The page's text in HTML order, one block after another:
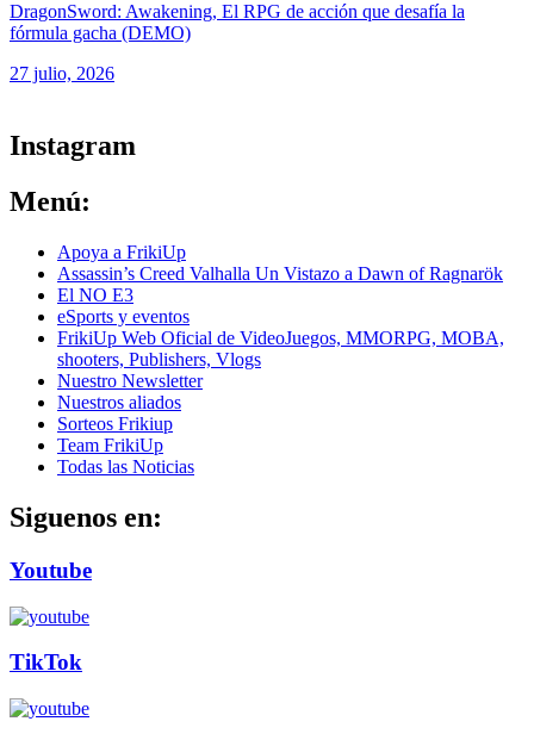
DragonSword: Awakening, El RPG de acción que desafía la
fórmula gacha (DEMO)
27 julio, 2026
Instagram
Menú:
Apoya a FrikiUp
Assassin’s Creed Valhalla Un Vistazo a Dawn of Ragnarök
El NO E3
eSports y eventos
FrikiUp Web Oficial de VideoJuegos, MMORPG, MOBA,
shooters, Publishers, Vlogs
Nuestro Newsletter
Nuestros aliados
Sorteos Frikiup
Team FrikiUp
Todas las Noticias
Siguenos en:
Youtube
TikTok